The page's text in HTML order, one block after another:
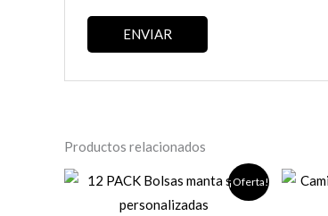
Productos relacionados
¡Oferta!